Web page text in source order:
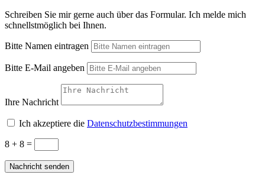
Schreiben Sie mir gerne auch über das Formular. Ich melde mich
schnellstmöglich bei Ihnen.
Bitte Namen eintragen
Bitte E-Mail angeben
Ihre Nachricht
Ich akzeptiere die Datenschutzbestimmungen
8 + 8 =
Nachricht senden